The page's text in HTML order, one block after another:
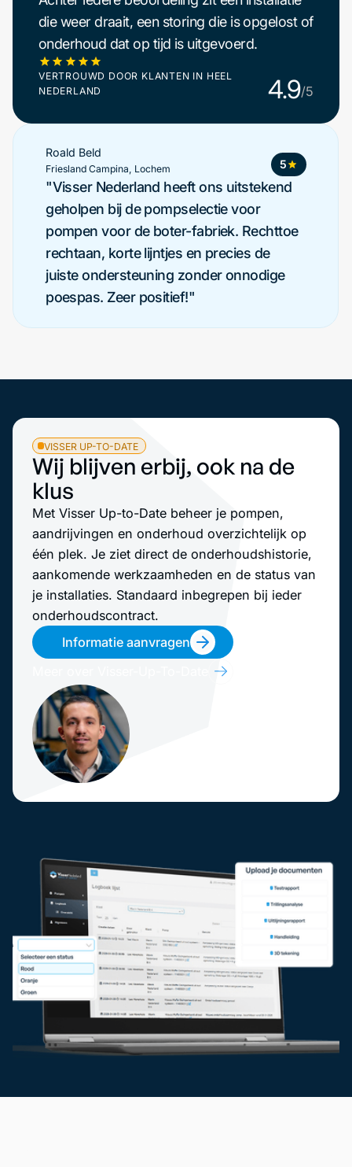
die weer draait, een storing die is opgelost of
onderhoud dat op tijd is uitgevoerd.
VERTROUWD DOOR KLANTEN IN HEEL
NEDERLAND
4.9/5
Bas Voss
Maintenance Teamleider Avebe 5
"Visser Nederland is geen
dozerschuiver, maar een partner die
weet waar ze over praten. Als we iets
nodig hebben, kunnen we op hen
rekenen. En dat betekent veel voor ons!"
VISSER UP-TO-DATE
Wij blijven erbij, ook na de
klus
Met Visser Up-to-Date beheer je pompen,
aandrijvingen en onderhoud overzichtelijk op
één plek. Je ziet direct de onderhoudshistorie,
aankomende werkzaamheden en de status van
je installaties. Standaard inbegrepen bij ieder
onderhoudscontract.
Informatie aanvragen